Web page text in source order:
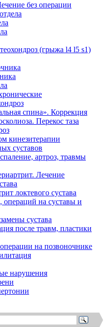
без операции
(грыжа l4 l5 s1)
спина». Коррекция
Перекос таза
кинезитерапии
суставов
артроз, травмы
Лечение
локтевого сустава
операций на суставы и
сустава
после травм, пластики
на позвоночнике
нарушения